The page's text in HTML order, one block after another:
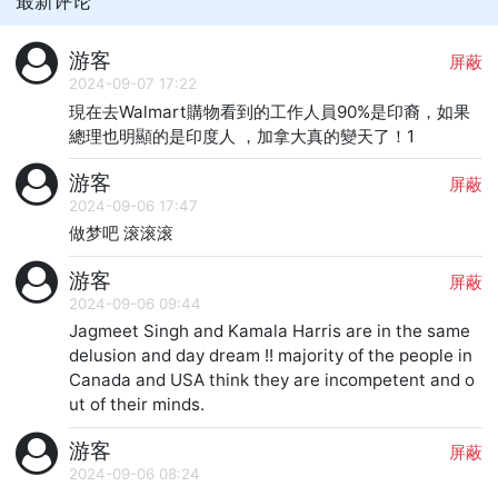
游客 屏蔽
2024-09-07 17:22
現在去Walmart購物看到的工作人員90%是印裔，如果
總理也明顯的是印度人 ，加拿大真的變天了！1
游客 屏蔽
2024-09-06 17:47
做梦吧 滚滚滚
游客 屏蔽
2024-09-06 09:44
Jagmeet Singh and Kamala Harris are in the same
delusion and day dream !! majority of the people in
Canada and USA think they are incompetent and o
ut of their minds.
游客 屏蔽
2024-09-06 08:24